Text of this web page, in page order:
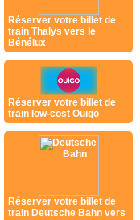
Réserver votre billet de
train Thalys vers le
Bénélux
Réserver votre billet de
train low-cost Ouigo
Réserver votre billet de
train Deutsche Bahn vers